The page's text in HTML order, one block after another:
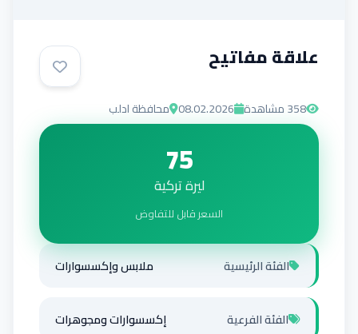
علاقة مفاتيح
358مشاهدة 08.02.2026 محافظة ادلب
75
ليرة تركية
السعر قابل للتفاوض
الفئة الرئيسية ملابس وإكسسوارات
الفئة الفرعية إكسسوارات ومجوهرات